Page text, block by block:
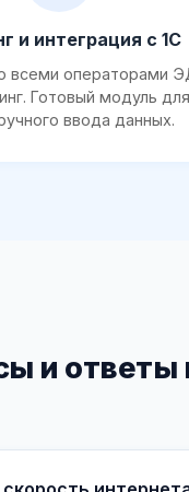
и интеграция с 1С
всеми операторами
Готовый модуль
ввода данных.
и ответы